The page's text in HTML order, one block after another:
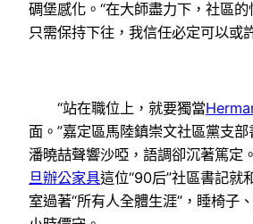
碉堡感化。“在大師盡力下，社區的
只需保持下往，我信任必定可以或
“站在職位上，就要獨當
面。”嘉定區馬陸鎮崇文社區黨支
潘曉喆聲響沙啞，語調卻沉著篤定
旦辦公家具這位“90后”社區書記就
室過著“所有人全體生涯”，睡椅子